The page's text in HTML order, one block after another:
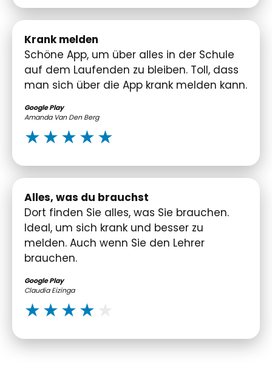
Krank melden
Schöne App, um über alles in der Schule
auf dem Laufenden zu bleiben. Toll, dass
man sich über die App krank melden kann.
Google Play
Amanda Van Den Berg
Alles, was du brauchst
Dort finden Sie alles, was Sie brauchen.
Ideal, um sich krank und besser zu
melden. Auch wenn Sie den Lehrer
brauchen.
Google Play
Claudia Eizinga